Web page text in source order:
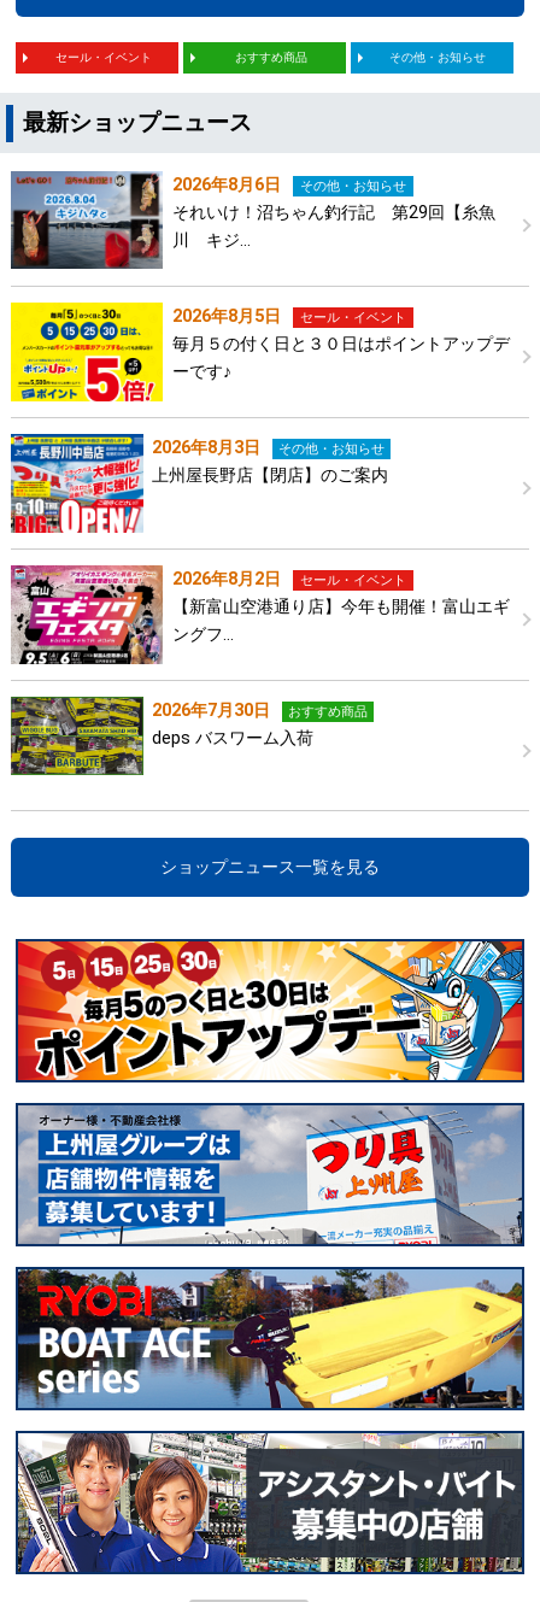
セール・イベント おすすめ商品 その他・お知らせ
最新ショップニュース
2026年8月6日 その他・お知らせ
それいけ！沼ちゃん釣行記 第29回【糸魚
川 キジ…
2026年8月5日 セール・イベント
毎月５の付く日と３０日はポイントアップデ
ーです♪
2026年8月3日 その他・お知らせ
上州屋長野店【閉店】のご案内
2026年8月2日 セール・イベント
【新富山空港通り店】今年も開催！富山エギ
ングフ…
2026年7月30日 おすすめ商品
deps バスワーム入荷
ショップニュース一覧を見る